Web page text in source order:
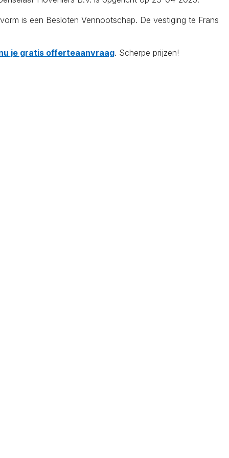
is een Besloten Vennootschap. De vestiging te Frans
je gratis offerteaanvraag. Scherpe prijzen!